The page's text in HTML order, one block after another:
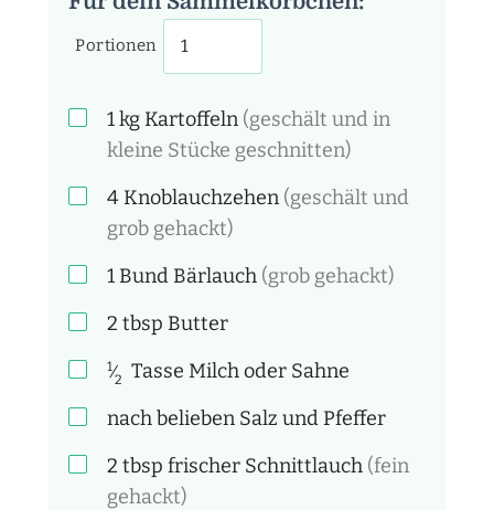
Portionen
1kg Kartoffeln (geschält und in
kleine Stücke geschnitten)
4 Knoblauchzehen (geschält und
grob gehackt)
1 Bund Bärlauch (grob gehackt)
2 tbsp Butter
1⁄2 Tasse Milch oder Sahne
nach belieben Salz und Pfeffer
2 tbsp frischer Schnittlauch (fein
gehackt)